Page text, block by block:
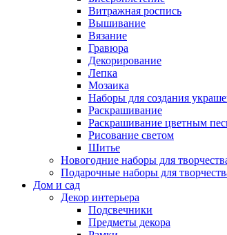
Витражная роспись
Вышивание
Вязание
Гравюра
Декорирование
Лепка
Мозаика
Наборы для создания
Раскрашивание
Раскрашивание цветным
Рисование светом
Шитье
Новогодние наборы для
Подарочные наборы для
Дом и сад
Декор интерьера
Подсвечники
Предметы декора